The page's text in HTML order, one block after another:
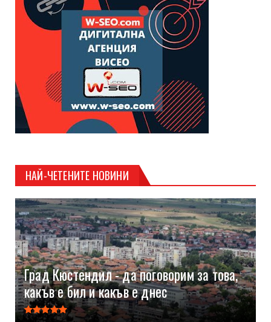
НАЙ-ЧЕТЕНИТЕ НОВИНИ
Град Кюстендил - да поговорим за това,
какъв е бил и какъв е днес